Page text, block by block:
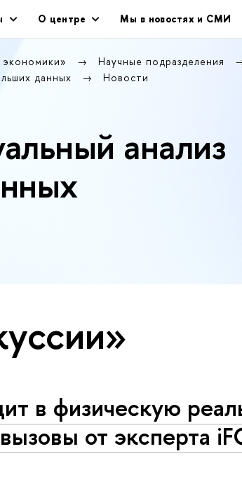
О центре Мы в новостях и СМИ
экономики» Научные подразделения
данных Новости
анализ
в физическую
от эксперта